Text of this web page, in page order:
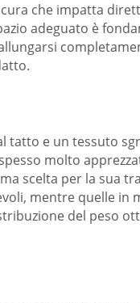
che impatta
adeguato è
tatto e un tessuto
molto
scelta per la sua
mentre quelle
del peso